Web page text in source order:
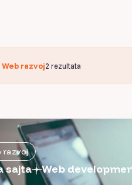
razvoj2 rezultata
razvoj
sajta Web